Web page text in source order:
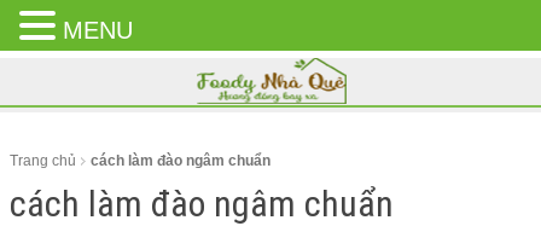
CLOSE
MENU
Trang chủ cách làm đào ngâm chuẩn
cách làm đào ngâm chuẩn
MENU